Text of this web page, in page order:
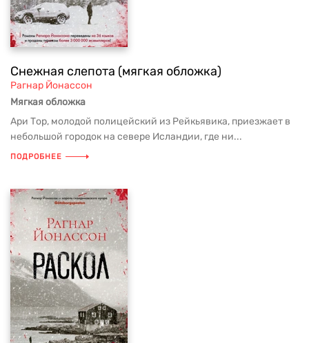
Снежная слепота (мягкая обложка)
Рагнар Йонассон
Мягкая обложка
Ари Тор, молодой полицейский из Рейкьявика, приезжает в
небольшой городок на севере Исландии, где ни...
ПОДРОБНЕЕ